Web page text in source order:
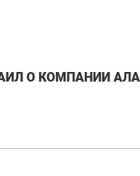
О КОМПАНИИ